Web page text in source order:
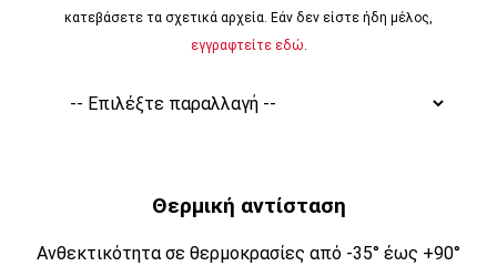
κατεβάσετε τα σχετικά αρχεία. Εάν δεν είστε ήδη μέλος,
εγγραφτείτε εδώ.
Θερμική αντίσταση
Ανθεκτικότητα σε θερμοκρασίες από -35° έως +90°